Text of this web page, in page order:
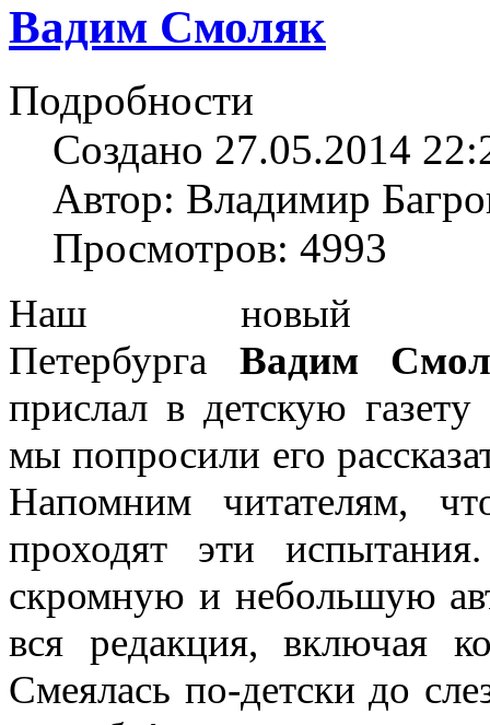
Вадим Смоляк
Подробности
Создано 27.05.2014
Автор: Владимир
Просмотров: 4993
Наш новый
Петербурга Вадим
прислал в детскую газету
мы попросили его
Напомним читателям,
проходят эти
скромную и небольшую
вся редакция, включая
Смеялась по-детски до